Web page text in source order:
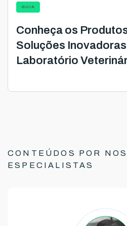
GUIA
Conheça os
Soluções
Laboratório
CONTEÚDOS POR
ESPECIALISTAS